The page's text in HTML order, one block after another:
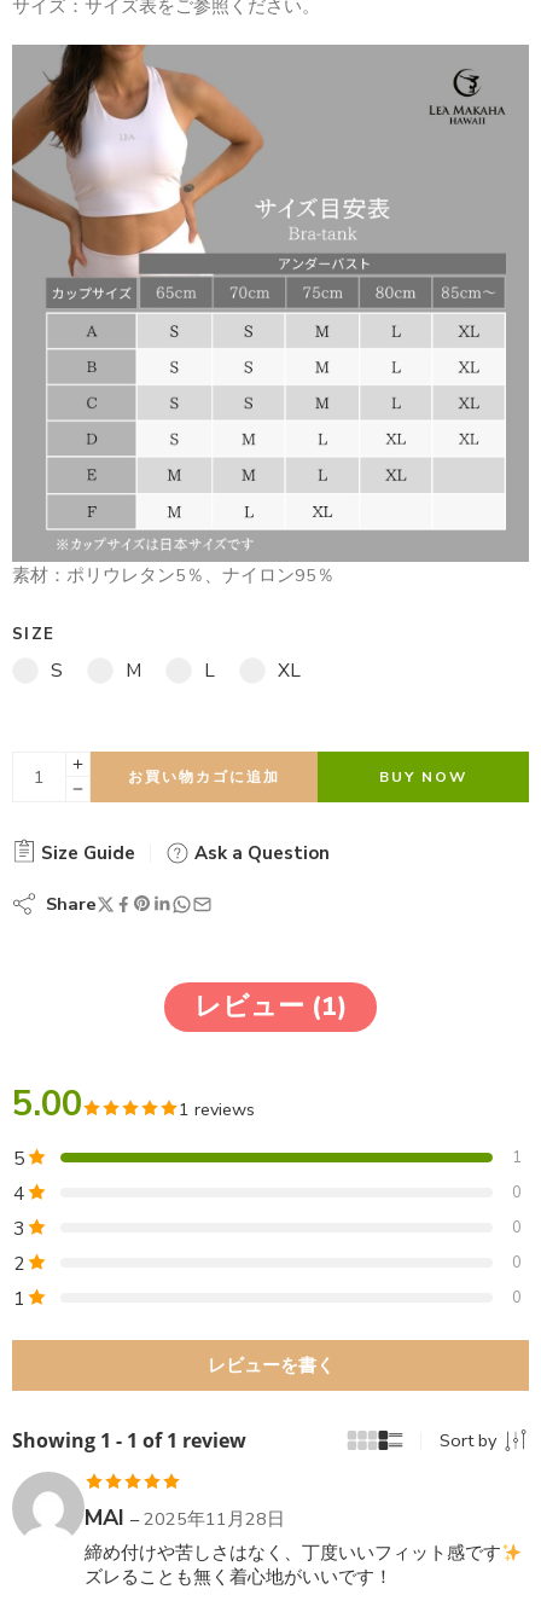
サイズ：サイズ表をご参照ください。
素材：ポリウレタン5％、ナイロン95％
SIZE
S M L XL
お買い物カゴに追加 BUY NOW
Size Guide Ask a Question
Share
レビュー (1)
5.00 1 reviews
5 1
4 0
3 0
2 0
1 0
レビューを書く
Showing 1 - 1 of 1 review Sort by
5段階中5の
評価
MAI – 2025年11月28日
締め付けや苦しさはなく、丁度いいフィット感です
ズレることも無く着心地がいいです！